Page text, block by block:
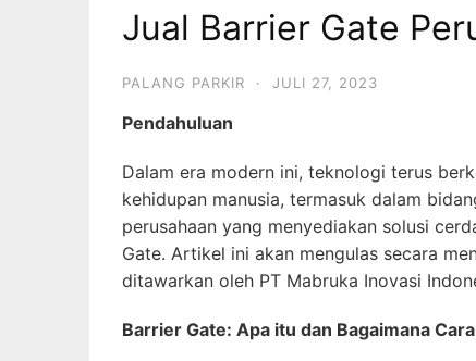
Jual Barrier Gate
PALANG PARKIR · JULI 27, 2023
Pendahuluan
Dalam era modern ini, teknologi terus
kehidupan manusia, termasuk dalam
perusahaan yang menyediakan solusi
Gate. Artikel ini akan mengulas secara
ditawarkan oleh PT Mabruka Inovasi
Barrier Gate: Apa itu dan Bagaimana